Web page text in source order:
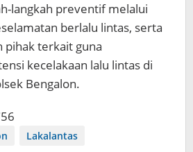
langkah preventif melalui
berlalu lintas, serta
pihak terkait guna
kecelakaan lalu lintas di
Bengalon.
Lakalantas